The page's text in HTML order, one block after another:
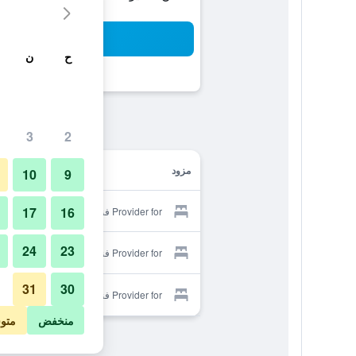
مزود
Provider for فندق فيروجيبت
Provider for فندق فيروجيبت
Provider for فندق فيروجيبت
ح ن
2
3
9
10
16
17
23
24
30
31
منخفض